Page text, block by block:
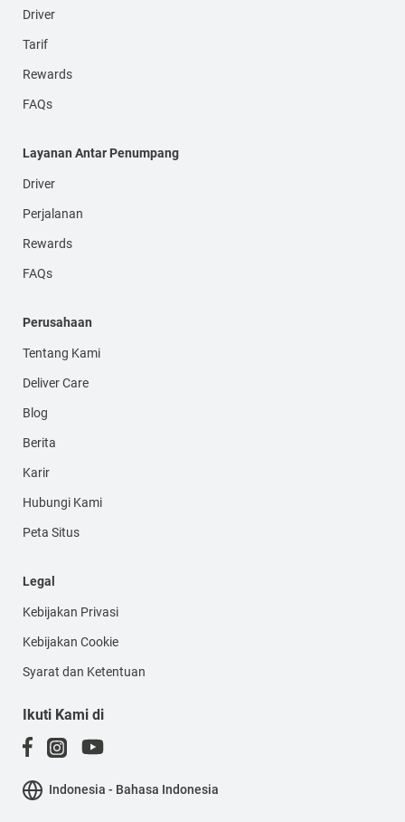
Driver
Tarif
Rewards
FAQs
Layanan Antar Penumpang
Driver
Perjalanan
Rewards
FAQs
Perusahaan
Tentang Kami
Deliver Care
Blog
Berita
Karir
Hubungi Kami
Peta Situs
Legal
Kebijakan Privasi
Kebijakan Cookie
Syarat dan Ketentuan
Ikuti Kami di
Indonesia - Bahasa Indonesia